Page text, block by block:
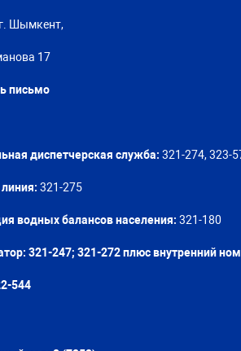
Шымкент,
17
письмо
диспетчерская служба: 321-274, 323-
линия: 321-275
водных балансов населения: 321-180
321-247; 321-272 плюс внутренний
544